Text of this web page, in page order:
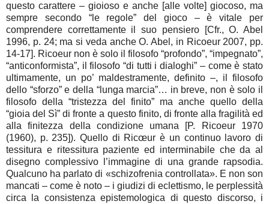
questo carattere – gioioso e anche [alle volte] giocoso, ma
sempre secondo “le regole” del gioco – è vitale per
comprendere correttamente il suo pensiero [Cfr., O. Abel
1996, p. 24; ma si veda anche O. Abel, in Ricoeur 2007, pp.
14-17]. Ricoeur non è solo il filosofo “profondo”, “impegnato”,
“anticonformista”, il filosofo “di tutti i dialoghi” – come è stato
ultimamente, un po’ maldestramente, definito –, il filosofo
dello “sforzo” e della “lunga marcia”… in breve, non è solo il
filosofo della “tristezza del finito” ma anche quello della
“gioia del Sì” di fronte a questo finito, di fronte alla fragilità ed
alla finitezza della condizione umana [P. Ricoeur 1970
(1960), p. 235]). Quello di Ricœur è un continuo lavoro di
tessitura e ritessitura paziente ed interminabile che da al
disegno complessivo l’immagine di una grande rapsodia.
Qualcuno ha parlato di «schizofrenia controllata». E non son
mancati – come è noto – i giudizi di eclettismo, le perplessità
circa la consistenza epistemologica di questo discorso, i